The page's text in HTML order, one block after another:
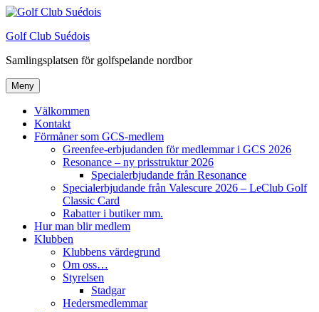
Hoppa
innehåll
Golf Club Suédois
Samlingsplatsen för golfspelande nordbor
Meny
Välkommen
Kontakt
Förmåner som GCS-medlem
Greenfee-erbjudanden för medlemmar i GCS 2026
Resonance – ny prisstruktur 2026
Specialerbjudande från Resonance
Specialerbjudande från Valescure 2026 – LeClub Golf
Classic Card
Rabatter i butiker mm.
Hur man blir medlem
Klubben
Klubbens värdegrund
Om oss…
Styrelsen
Stadgar
Hedersmedlemmar